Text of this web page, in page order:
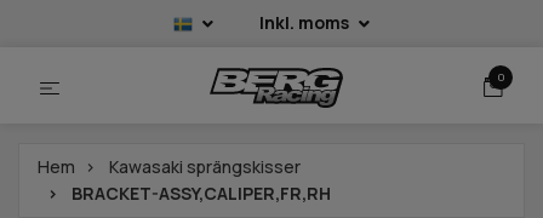
Inkl. moms
0
Hem
Kawasaki sprängskisser
BRACKET-ASSY,CALIPER,FR,RH